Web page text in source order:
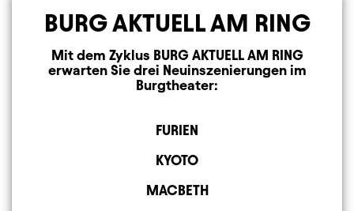
BURG AKTUELL AM RING
Mit dem Zyklus BURG AKTUELL AM RING
erwarten Sie drei Neuinszenierungen im
Burgtheater:
FURIEN
KYOTO
MACBETH